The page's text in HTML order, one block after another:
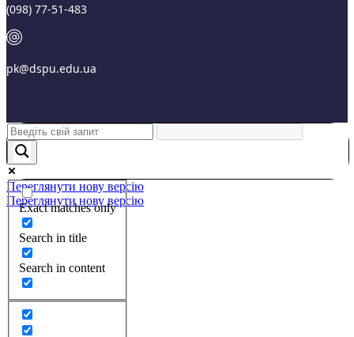
(098) 77-51-483
pk@dspu.edu.ua
Exact matches only
Search in title
Search in content
Переглянути нову версію
Переглянути нову версію